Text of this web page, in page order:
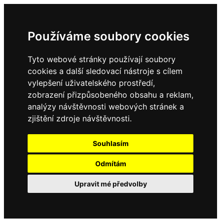
Používáme soubory cookies
Tyto webové stránky používají soubory
cookies a další sledovací nástroje s cílem
vylepšení uživatelského prostředí,
zobrazení přizpůsobeného obsahu a reklam,
analýzy návštěvnosti webových stránek a
zjištění zdroje návštěvnosti.
Souhlasím
Odmítám
Upravit mé předvolby